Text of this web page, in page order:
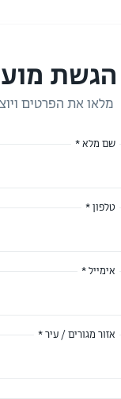
הגשת
מלאו את הפרטים
שם מלא *
טלפון *
אימייל *
אזור מגורים / עיר *